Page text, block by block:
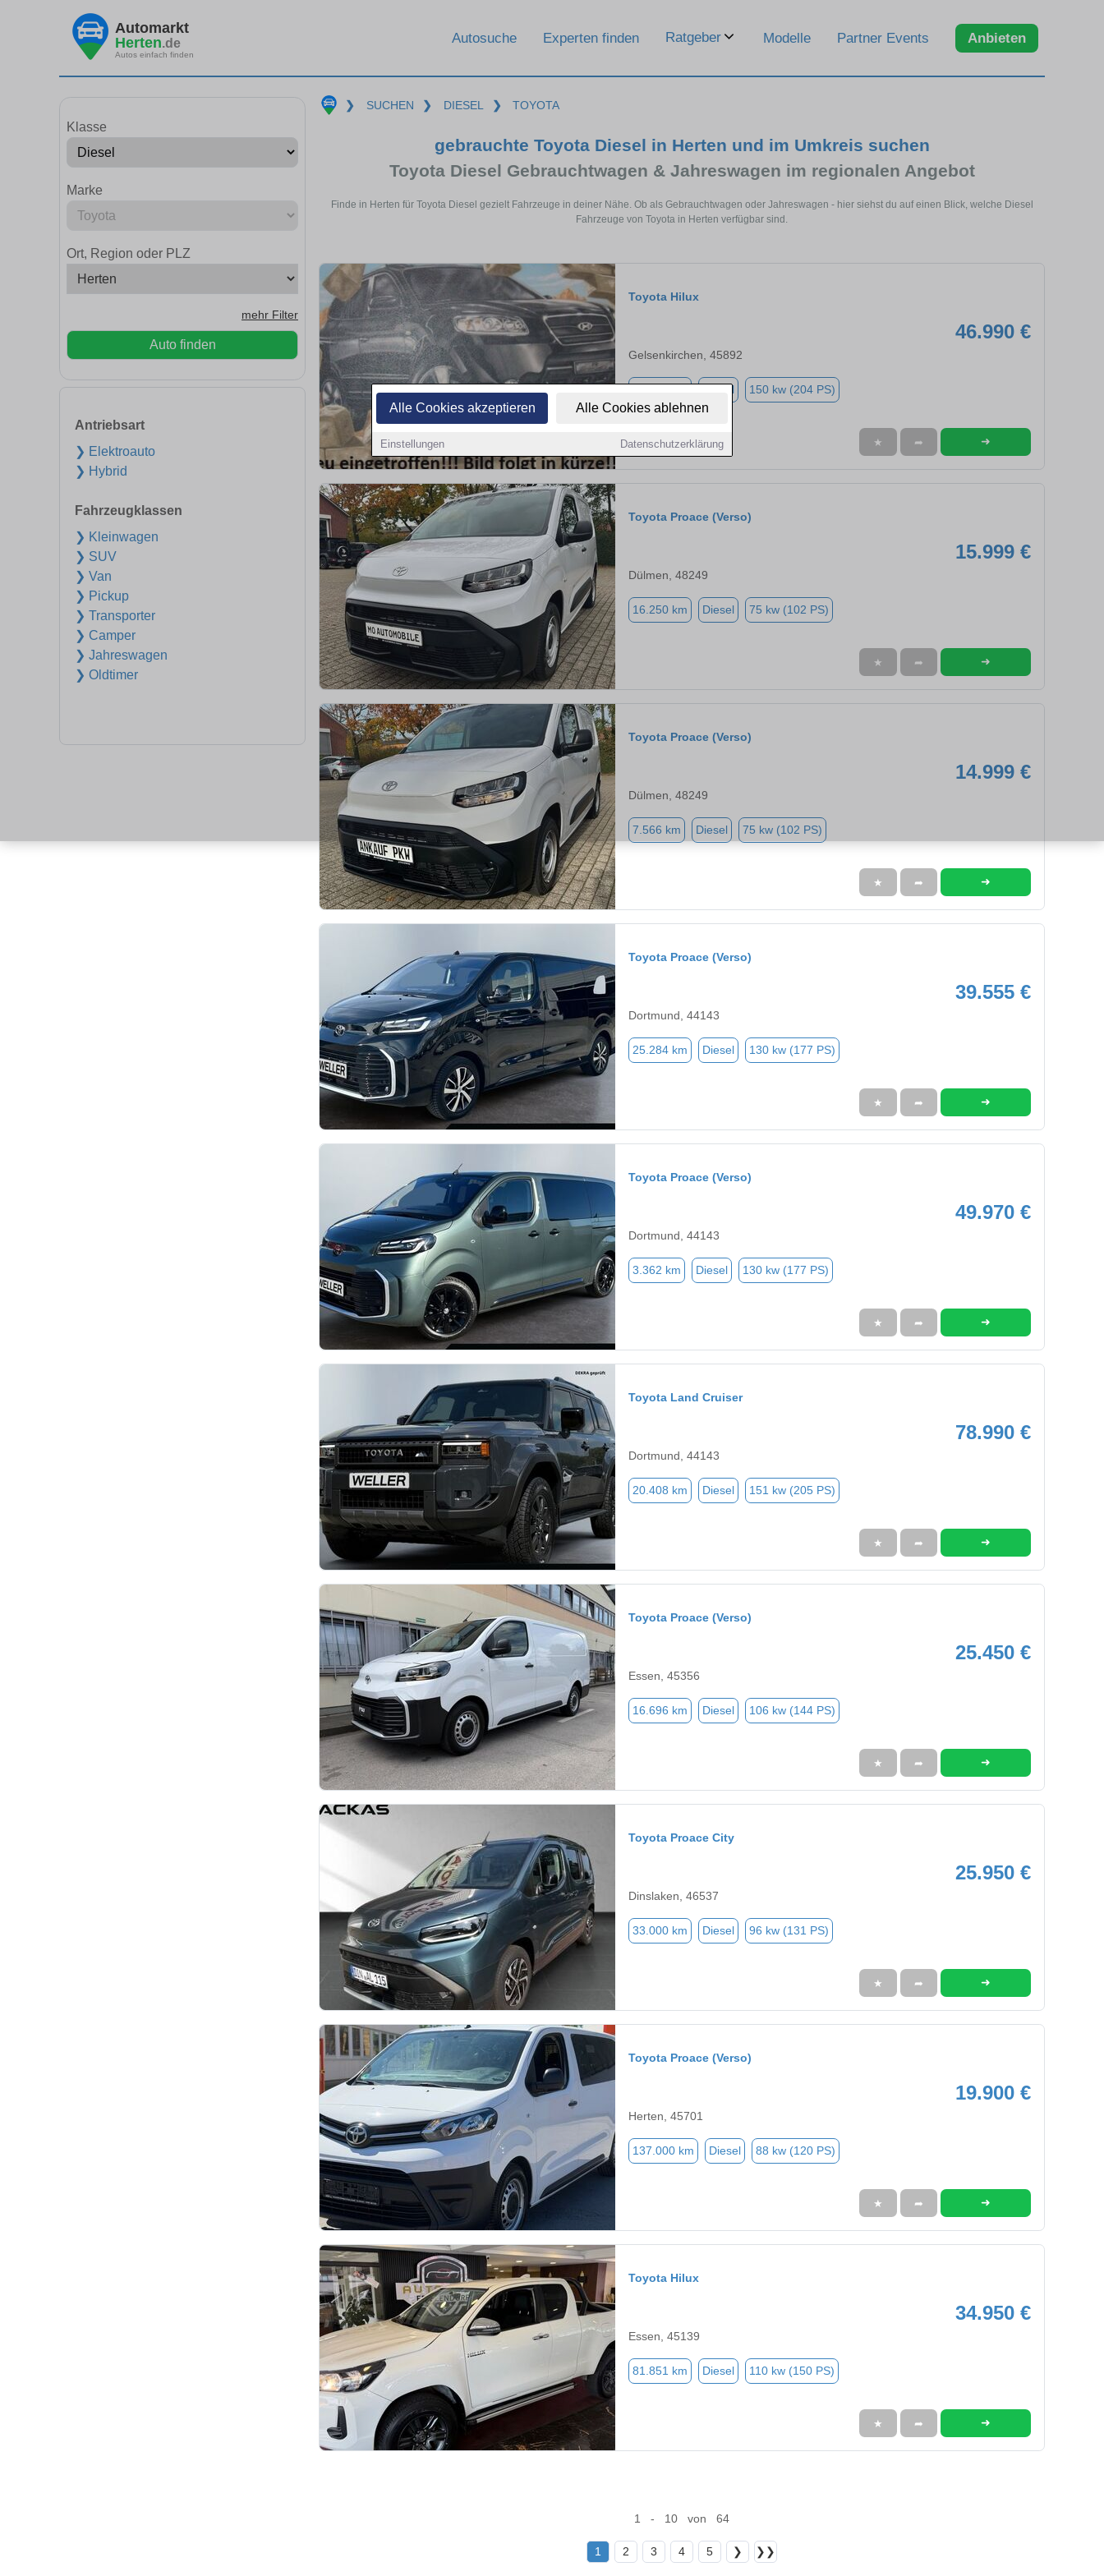
Alle Cookies akzeptieren Alle Cookies ablehnen
Einstellungen Datenschutzerklärung
Automarkt
Herten.de
Autos einfach finden
Autosuche Experten finden Ratgeber Modelle Partner Events Anbieten
Klasse
Marke
Ort, Region oder PLZ
mehr Filter
Auto finden
Antriebsart
❯ Elektroauto
❯ Hybrid
Fahrzeugklassen
❯ Kleinwagen
❯ SUV
❯ Van
❯ Pickup
❯ Transporter
❯ Camper
❯ Jahreswagen
❯ Oldtimer
❯ SUCHEN ❯ DIESEL ❯ TOYOTA
gebrauchte Toyota Diesel in Herten und im Umkreis suchen
Toyota Diesel Gebrauchtwagen & Jahreswagen im regionalen Angebot
Finde in Herten für Toyota Diesel gezielt Fahrzeuge in deiner Nähe. Ob als Gebrauchtwagen oder Jahreswagen - hier siehst du auf einen Blick, welche Diesel
Fahrzeuge von Toyota in Herten verfügbar sind.
Toyota Hilux
46.990 €
Gelsenkirchen, 45892
Diesel 150 kw (204 PS)
★ ➦ ➜
Toyota Proace (Verso)
15.999 €
Dülmen, 48249
16.250 km Diesel 75 kw (102 PS)
★ ➦ ➜
Toyota Proace (Verso)
14.999 €
Dülmen, 48249
7.566 km Diesel 75 kw (102 PS)
★ ➦ ➜
Toyota Proace (Verso)
39.555 €
Dortmund, 44143
25.284 km Diesel 130 kw (177 PS)
★ ➦ ➜
Toyota Proace (Verso)
49.970 €
Dortmund, 44143
3.362 km Diesel 130 kw (177 PS)
★ ➦ ➜
Toyota Land Cruiser
78.990 €
Dortmund, 44143
20.408 km Diesel 151 kw (205 PS)
★ ➦ ➜
Toyota Proace (Verso)
25.450 €
Essen, 45356
16.696 km Diesel 106 kw (144 PS)
★ ➦ ➜
Toyota Proace City
25.950 €
Dinslaken, 46537
33.000 km Diesel 96 kw (131 PS)
★ ➦ ➜
Toyota Proace (Verso)
19.900 €
Herten, 45701
137.000 km Diesel 88 kw (120 PS)
★ ➦ ➜
Toyota Hilux
34.950 €
Essen, 45139
81.851 km Diesel 110 kw (150 PS)
★ ➦ ➜
1 - 10 von 64
1 2 3 4 5 ❯ ❯❯